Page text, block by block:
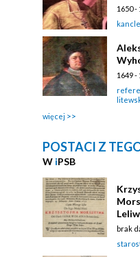
1650 -
1649 -
więcej
POSTACI Z
W iPSB
brak